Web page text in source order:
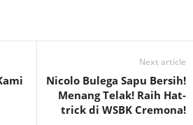
Next article
Nicolo Bulega Sapu Bersih!
Menang Telak! Raih Hat-
trick di WSBK Cremona!